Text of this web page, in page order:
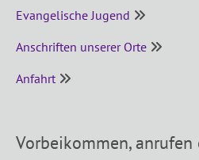
Evangelische Jugend
Anschriften unserer Orte
Anfahrt
Vorbeikommen,